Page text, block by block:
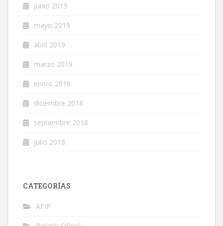
junio 2019
mayo 2019
abril 2019
marzo 2019
enero 2019
diciembre 2018
septiembre 2018
julio 2018
CATEGORÍAS
AFIP